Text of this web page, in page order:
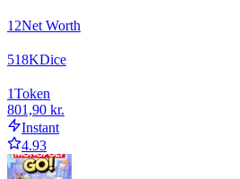
12Net Worth
518KDice
1Token
801,90 kr.
Instant
4.93